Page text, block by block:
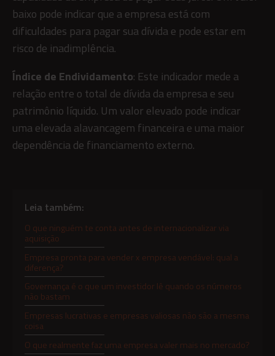
Leia também:
O que ninguém te conta antes de internacionalizar via
aquisição
Empresa pronta para vender x empresa vendável: qual a
diferença?
Governança é o que um investidor lê quando os números
não bastam
Empresas lucrativas e empresas valiosas não são a mesma
coisa
O que realmente faz uma empresa valer mais no mercado?
baixo pode indicar que a empresa está com
dificuldades para pagar sua dívida e pode estar em
risco de inadimplência.
Índice de Endividamento: Este indicador mede a
relação entre o total de dívida da empresa e seu
patrimônio líquido. Um valor elevado pode indicar
uma elevada alavancagem financeira e uma maior
dependência de financiamento externo.